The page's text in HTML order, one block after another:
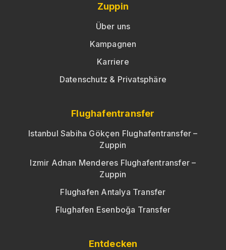
Zuppin
Über uns
Kampagnen
Karriere
Datenschutz & Privatsphäre
Flughafentransfer
Istanbul Sabiha Gökçen Flughafentransfer –
Zuppin
Izmir Adnan Menderes Flughafentransfer –
Zuppin
Flughafen Antalya Transfer
Flughafen Esenboğa Transfer
Entdecken